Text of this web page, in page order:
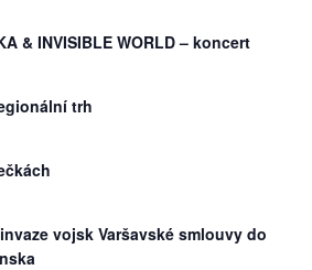
& INVISIBLE WORLD – koncert
trh
vojsk Varšavské smlouvy do